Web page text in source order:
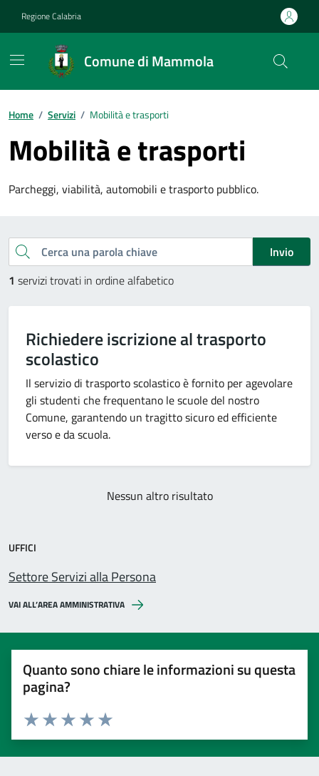
Regione Calabria
Comune di Mammola
Home / Servizi / Mobilità e trasporti
Mobilità e trasporti
Parcheggi, viabilità, automobili e trasporto pubblico.
Esplora tutti i servizi
Cerca una parola chiave
Invio
1 servizi trovati in ordine alfabetico
Richiedere iscrizione al trasporto
scolastico
Il servizio di trasporto scolastico è fornito per agevolare
gli studenti che frequentano le scuole del nostro
Comune, garantendo un tragitto sicuro ed efficiente
verso e da scuola.
Nessun altro risultato
UFFICI
Settore Servizi alla Persona
VAI ALL’AREA AMMINISTRATIVA
Quanto sono chiare le informazioni su questa
pagina?
Valuta 5 stelle su 5
Valuta 4 stelle su 5
Valuta 3 stelle su 5
Valuta 2 stelle su 5
Valuta 1 stelle su 5